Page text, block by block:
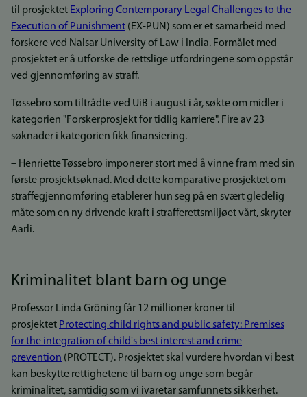
til prosjektet Exploring Contemporary Legal Challenges to the
Execution of Punishment (EX-PUN) som er et samarbeid med
forskere ved Nalsar University of Law i India. Formålet med
prosjektet er å utforske de rettslige utfordringene som oppstår
ved gjennomføring av straff.
Tøssebro som tiltrådte ved UiB i august i år, søkte om midler i
kategorien "Forskerprosjekt for tidlig karriere". Fire av 23
søknader i kategorien fikk finansiering.
– Henriette Tøssebro imponerer stort med å vinne fram med sin
første prosjektsøknad. Med dette komparative prosjektet om
straffegjennomføring etablerer hun seg på en svært gledelig
måte som en ny drivende kraft i strafferettsmiljøet vårt, skryter
Aarli.
Kriminalitet blant barn og unge
Professor Linda Gröning får 12 millioner kroner til
prosjektet Protecting child rights and public safety: Premises
for the integration of child's best interest and crime
prevention (PROTECT). Prosjektet skal vurdere hvordan vi best
kan beskytte rettighetene til barn og unge som begår
kriminalitet, samtidig som vi ivaretar samfunnets sikkerhet.